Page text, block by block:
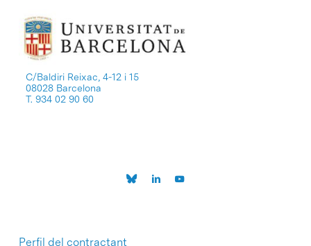
C/Baldiri Reixac, 4-12 i 15
08028 Barcelona
T. 934 02 90 60
Perfil del contractant